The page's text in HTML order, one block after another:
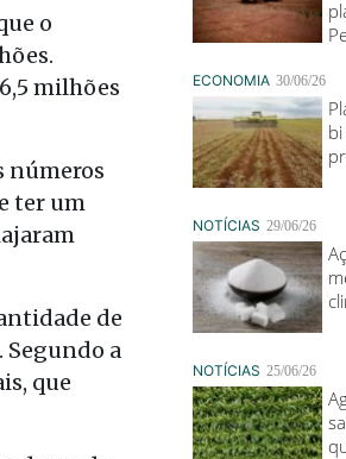
o
milhões
números
ter um
de
a
que